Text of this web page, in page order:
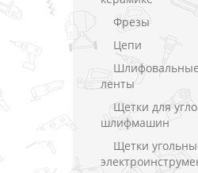
Фрезы
Цепи
ленты
Щетки для
шлифмашин
Щетки
шуруповерт с
/ CXT 10.8
Makita